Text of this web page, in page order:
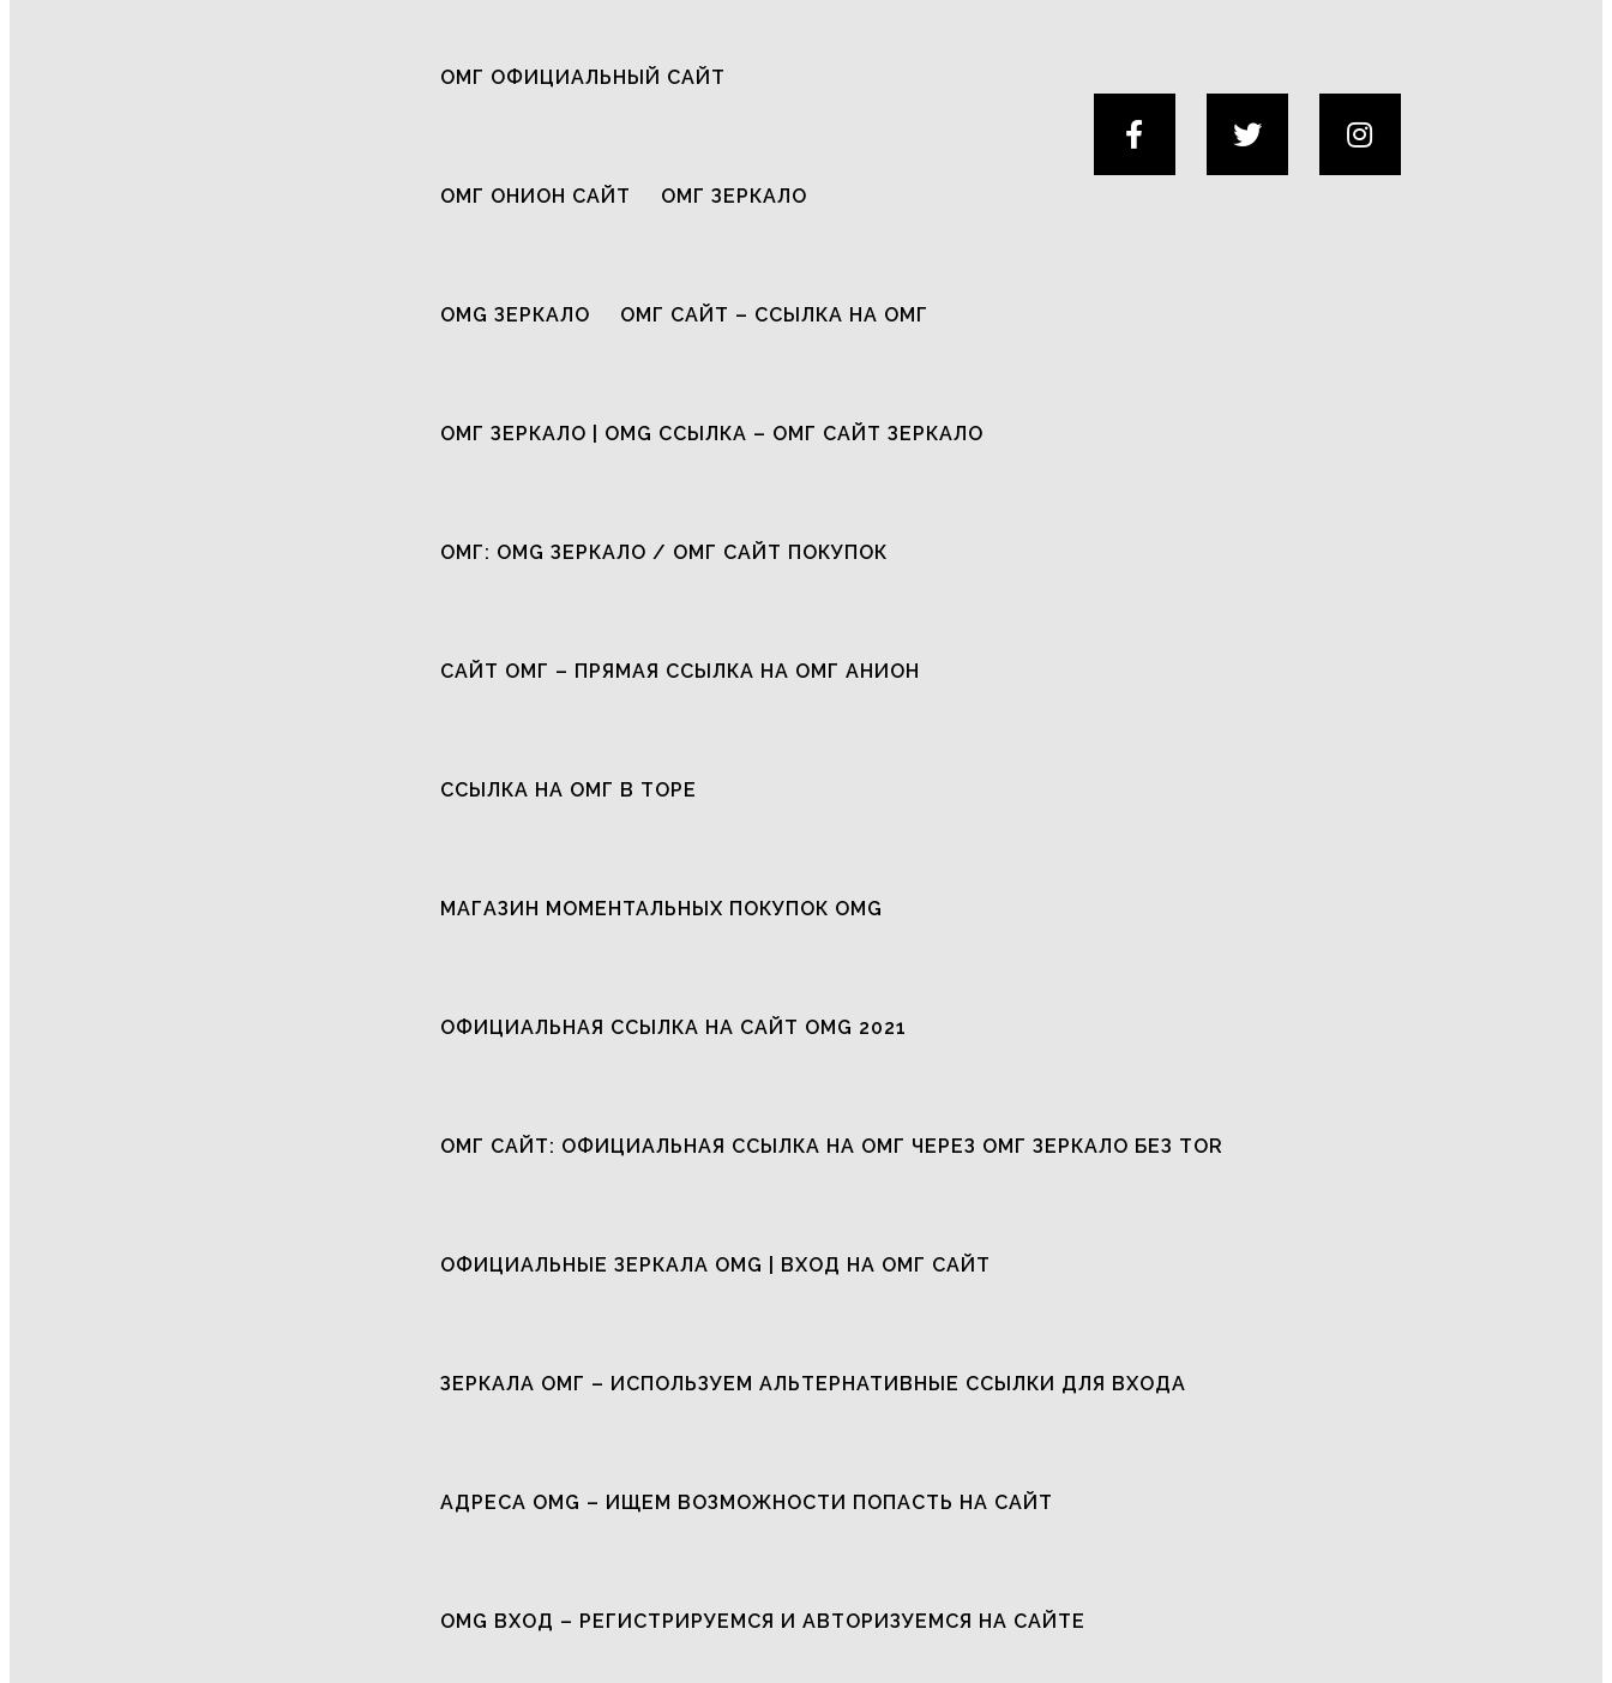
ОМГ ОФИЦИАЛЬНЫЙ САЙТ
ОМГ ОНИОН САЙТ ОМГ ЗЕРКАЛО
OMG ЗЕРКАЛО ОМГ САЙТ – ССЫЛКА НА ОМГ
ОМГ ЗЕРКАЛО | OMG ССЫЛКА – ОМГ САЙТ ЗЕРКАЛО
ОМГ: OMG ЗЕРКАЛО / ОМГ САЙТ ПОКУПОК
САЙТ ОМГ – ПРЯМАЯ ССЫЛКА НА ОМГ АНИОН
ССЫЛКА НА ОМГ В ТОРЕ
МАГАЗИН МОМЕНТАЛЬНЫХ ПОКУПОК OMG
ОФИЦИАЛЬНАЯ ССЫЛКА НА САЙТ OMG 2021
ОМГ САЙТ: ОФИЦИАЛЬНАЯ ССЫЛКА НА ОМГ ЧЕРЕЗ ОМГ ЗЕРКАЛО БЕЗ TOR
ОФИЦИАЛЬНЫЕ ЗЕРКАЛА OMG | ВХОД НА ОМГ САЙТ
ЗЕРКАЛА ОМГ – ИСПОЛЬЗУЕМ АЛЬТЕРНАТИВНЫЕ ССЫЛКИ ДЛЯ ВХОДА
АДРЕСА OMG – ИЩЕМ ВОЗМОЖНОСТИ ПОПАСТЬ НА САЙТ
OMG ВХОД – РЕГИСТРИРУЕМСЯ И АВТОРИЗУЕМСЯ НА САЙТЕ